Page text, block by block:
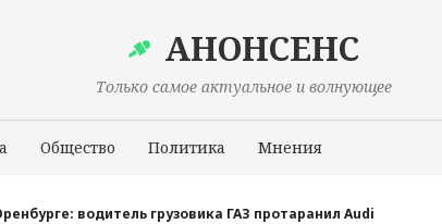
АНОНСЕНС
Только самое актуальное и волнующее
Общество Политика Мнения
Происшествия
водитель грузовика ГАЗ протаранил Audi